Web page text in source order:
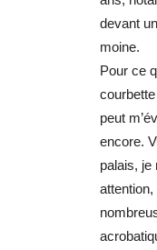
devant
moine.
Pour ce
peut
encore.
palais, je
attention,